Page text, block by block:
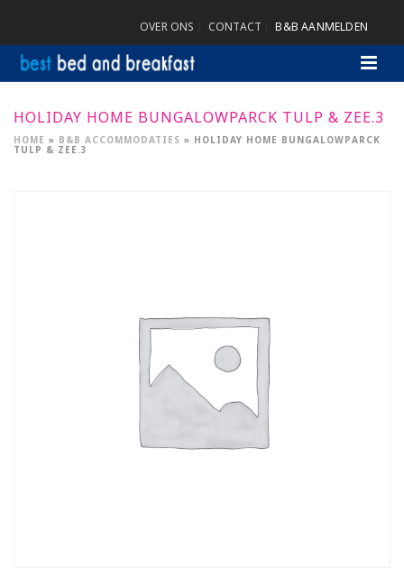
OVER ONS CONTACT B&B AANMELDEN
HOLIDAY HOME BUNGALOWPARCK TULP & ZEE.3
HOME » B&B ACCOMMODATIES » HOLIDAY HOME BUNGALOWPARCK
TULP & ZEE.3